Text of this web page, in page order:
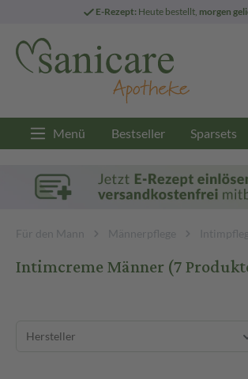
E-Rezept: Heute bestellt, morgen
Menü Bestseller Sparsets
Für den Mann Männerpflege
Intimcreme Männer(7
Hersteller